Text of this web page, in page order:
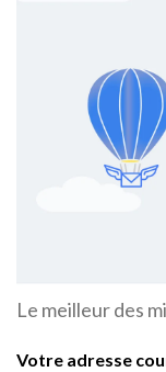
Le meilleur des
Votre adresse